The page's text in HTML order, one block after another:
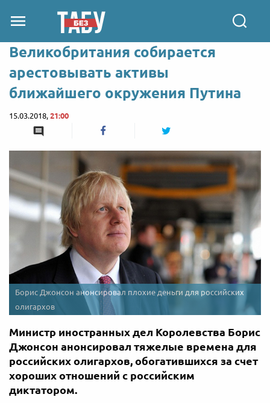
Великобритания собирается
арестовывать активы
ближайшего окружения Путина
15.03.2018, 21:00
Борис Джонсон анонсировал плохие деньги для российских
олигархов
Министр иностранных дел Королевства Борис
Джонсон анонсировал тяжелые времена для
российских олигархов, обогатившихся за счет
хороших отношений с российским
диктатором.